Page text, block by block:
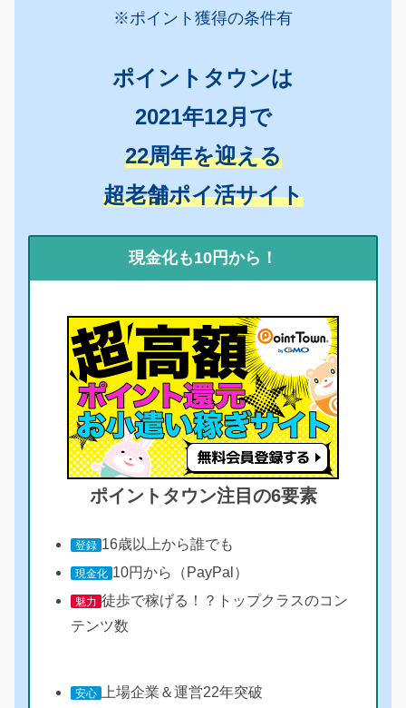
※ポイント獲得の条件有
ポイントタウンは
2021年12月で
22周年を迎える
超老舗ポイ活サイト
現金化も10円から！
ポイントタウン注目の6要素
登録 16歳以上から誰でも
現金化 10円から（PayPal）
魅力 徒歩で稼げる！？トップクラスのコン
テンツ数
安心 上場企業＆運営22年突破